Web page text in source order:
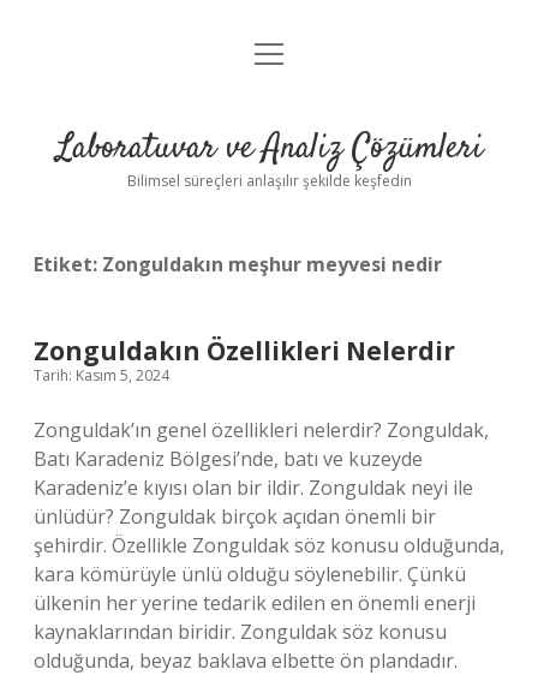
Anasayfa
Yasal Uyarı
menüyü
Laboratuvar ve Analiz Çözümleri
Bilimsel süreçleri anlaşılır şekilde keşfedin
Etiket: Zonguldakın meşhur meyvesi nedir
Zonguldakın Özellikleri Nelerdir
Tarih: Kasım 5, 2024
Zonguldak’ın genel özellikleri nelerdir? Zonguldak,
Batı Karadeniz Bölgesi’nde, batı ve kuzeyde
Karadeniz’e kıyısı olan bir ildir. Zonguldak neyi ile
ünlüdür? Zonguldak birçok açıdan önemli bir
şehirdir. Özellikle Zonguldak söz konusu olduğunda,
kara kömürüyle ünlü olduğu söylenebilir. Çünkü
ülkenin her yerine tedarik edilen en önemli enerji
kaynaklarından biridir. Zonguldak söz konusu
olduğunda, beyaz baklava elbette ön plandadır.